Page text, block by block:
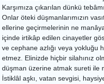
Karşımıza çıkarılan dünkü
Onlar öteki düşmanlarımızın
ellerine geçirmelerinin ne
içinde irtikâp edilen cinayetler
ve cephane azlığı veya yokluğu
etmez. Elinizde hiçbir silahınız
düşman üzerine atmak sureti ile
İstiklâl aşkı, vatan sevgisi,